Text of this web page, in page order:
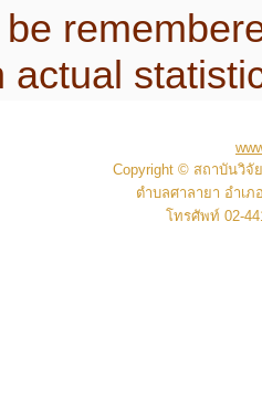
actual
Copyright © สถาบันวิ
ตำบลศาลายา อำเ
โทรศัพท์ 02-